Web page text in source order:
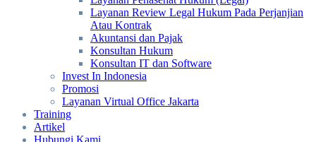
Layanan Review Legal Hukum Pada Perjanjian
Atau Kontrak
Akuntansi dan Pajak
Konsultan Hukum
Konsultan IT dan Software
Invest In Indonesia
Promosi
Layanan Virtual Office Jakarta
Training
Artikel
Hubungi Kami